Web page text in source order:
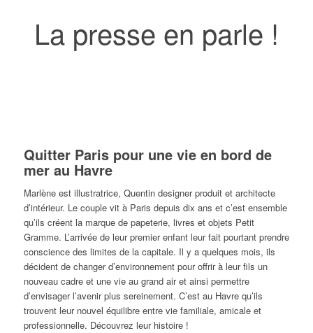
La presse en parle !
Quitter Paris pour une vie en bord de
mer au Havre
Marlène est illustratrice, Quentin designer produit et architecte
d’intérieur. Le couple vit à Paris depuis dix ans et c’est ensemble
qu’ils créent la marque de papeterie, livres et objets Petit
Gramme. L’arrivée de leur premier enfant leur fait pourtant prendre
conscience des limites de la capitale. Il y a quelques mois, ils
décident de changer d’environnement pour offrir à leur fils un
nouveau cadre et une vie au grand air et ainsi permettre
d’envisager l’avenir plus sereinement. C’est au Havre qu’ils
trouvent leur nouvel équilibre entre vie familiale, amicale et
professionnelle. Découvrez leur histoire !